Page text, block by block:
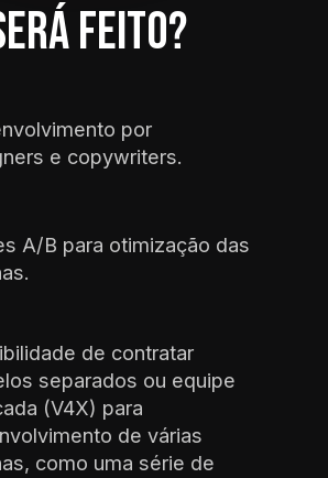
feito?
por
e copywriters.
A/B para otimização das
de contratar
separados ou equipe
(V4X) para
de várias
como uma série de